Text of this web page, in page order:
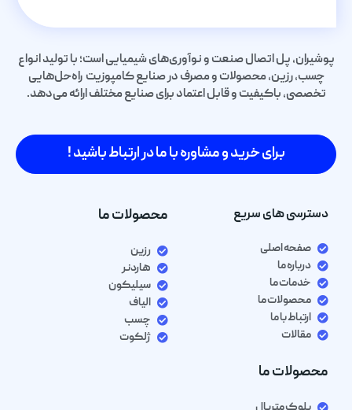
پوشیران، پل اتصال صنعت و نوآوری‌های شیمیایی است؛ با تولید انواع
چسب، رزین، محصولات و مصرف در صنایع کامپوزیت راه‌حل‌هایی
تخصصی، باکیفیت و قابل اعتماد برای صنایع مختلف ارائه می‌دهد.
برای خرید و مشاوره با ما در ارتباط باشید !
دسترسی های سریع
صفحه اصلی
درباره ما
خدمات ما
محصولات ما
ارتباط با ما
مقالات
محصولات ما
رزین
هاردنر
سیلیکون
الیاف
چسب
ژلکوت
محصولات ما